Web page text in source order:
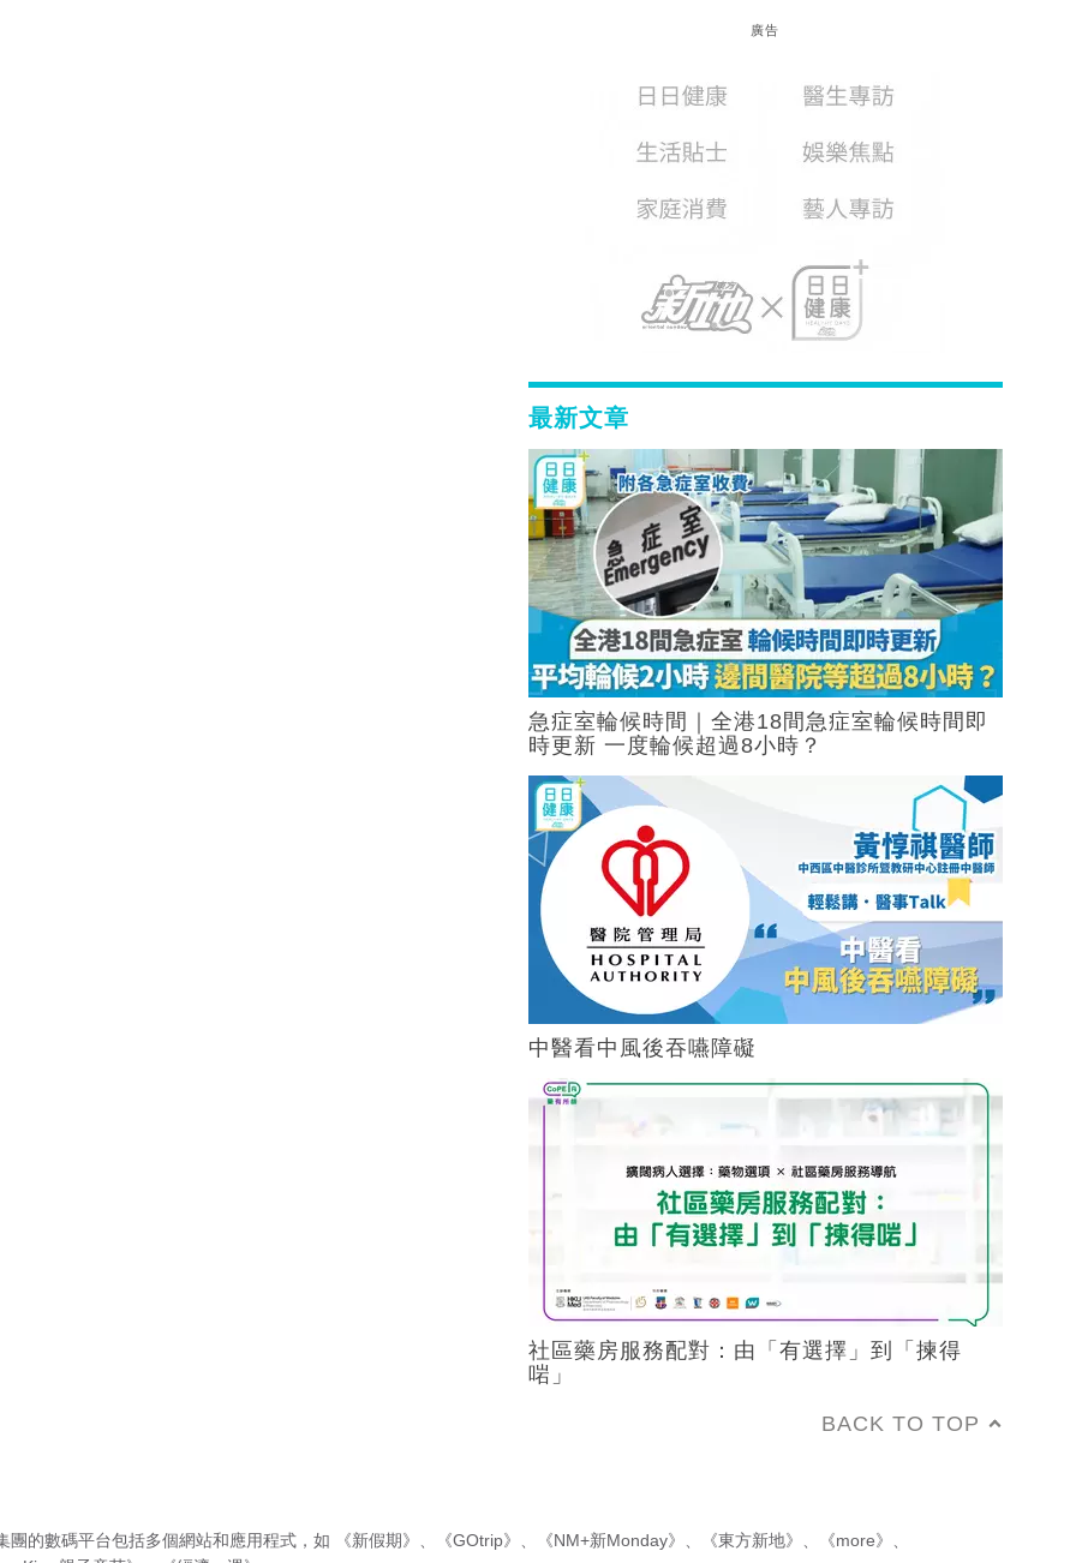
廣告
最新文章
急症室輪候時間｜全港18間急症室輪候時間即
時更新 一度輪候超過8小時？
中醫看中風後吞嚥障礙
社區藥房服務配對：由「有選擇」到「揀得
啱」
BACK TO TOP
團的數碼平台包括多個網站和應用程式，如 《新假期》 、 《GOtrip》 、 《NM+新Monday》 、 《東方新地》 、 《more》 、